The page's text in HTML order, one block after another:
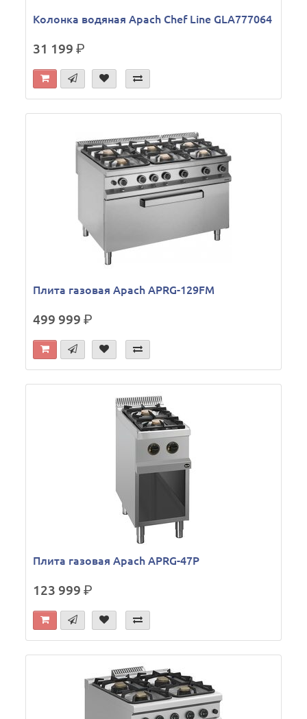
Колонка водяная Apach Chef Line GLA777064
31 199р.
Плита газовая Apach APRG-129FM
499 999р.
Плита газовая Apach APRG-47P
123 999р.